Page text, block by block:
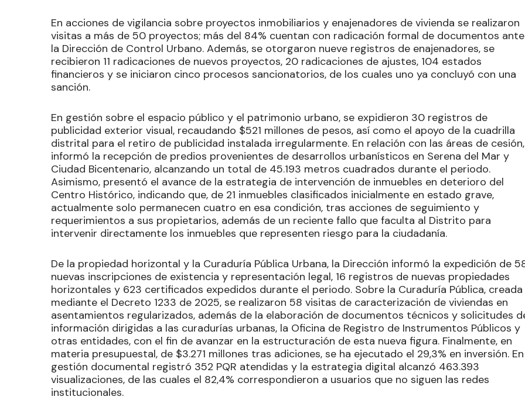
En acciones de vigilancia sobre proyectos inmobiliarios y enajenadores de vivienda se realizaron
visitas a más de 50 proyectos; más del 84% cuentan con radicación formal de documentos ante
la Dirección de Control Urbano. Además, se otorgaron nueve registros de enajenadores, se
recibieron 11 radicaciones de nuevos proyectos, 20 radicaciones de ajustes, 104 estados
financieros y se iniciaron cinco procesos sancionatorios, de los cuales uno ya concluyó con una
sanción.
En gestión sobre el espacio público y el patrimonio urbano, se expidieron 30 registros de
publicidad exterior visual, recaudando $521 millones de pesos, así como el apoyo de la cuadrilla
distrital para el retiro de publicidad instalada irregularmente. En relación con las áreas de cesión,
informó la recepción de predios provenientes de desarrollos urbanísticos en Serena del Mar y
Ciudad Bicentenario, alcanzando un total de 45.193 metros cuadrados durante el periodo.
Asimismo, presentó el avance de la estrategia de intervención de inmuebles en deterioro del
Centro Histórico, indicando que, de 21 inmuebles clasificados inicialmente en estado grave,
actualmente solo permanecen cuatro en esa condición, tras acciones de seguimiento y
requerimientos a sus propietarios, además de un reciente fallo que faculta al Distrito para
intervenir directamente los inmuebles que representen riesgo para la ciudadanía.
De la propiedad horizontal y la Curaduría Pública Urbana, la Dirección informó la expedición de
nuevas inscripciones de existencia y representación legal, 16 registros de nuevas propiedades
horizontales y 623 certificados expedidos durante el periodo. Sobre la Curaduría Pública, creada
mediante el Decreto 1233 de 2025, se realizaron 58 visitas de caracterización de viviendas en
asentamientos regularizados, además de la elaboración de documentos técnicos y solicitudes
información dirigidas a las curadurías urbanas, la Oficina de Registro de Instrumentos Públicos y
otras entidades, con el fin de avanzar en la estructuración de esta nueva figura. Finalmente, en
materia presupuestal, de $3.271 millones tras adiciones, se ha ejecutado el 29,3% en inversión. En
gestión documental registró 352 PQR atendidas y la estrategia digital alcanzó 463.393
visualizaciones, de las cuales el 82,4% correspondieron a usuarios que no siguen las redes
institucionales.